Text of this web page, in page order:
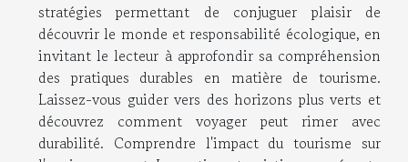
stratégies permettant de conjuguer plaisir de
découvrir le monde et responsabilité écologique, en
invitant le lecteur à approfondir sa compréhension
des pratiques durables en matière de tourisme.
Laissez-vous guider vers des horizons plus verts et
découvrez comment voyager peut rimer avec
durabilité. Comprendre l'impact du tourisme sur